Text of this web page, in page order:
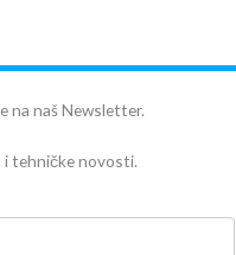
na naš Newsletter.
tehničke novosti.